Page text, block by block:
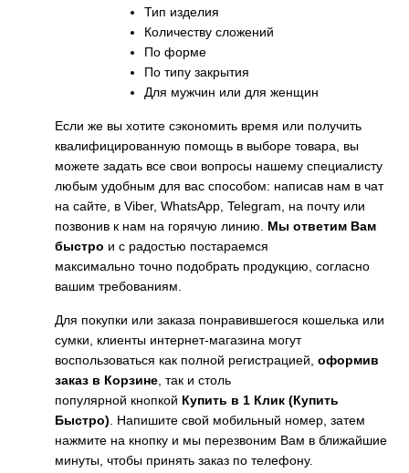
тип изделия
количеству сложений
по форме
по типу закрытия
для мужчин или для женщин
Если же вы хотите сэкономить время или получить
квалифицированную помощь в выборе товара, вы
можете задать все свои вопросы нашему специалисту
любым удобным для вас способом: написав нам в чат
на сайте, в Viber, WhatsApp, Telegram, на почту или
позвонив к нам на горячую линию. Мы ответим Вам
быстро и с радостью постараемся
максимально точно подобрать продукцию, согласно
вашим требованиям.
Для покупки или заказа понравившегося кошелька или
сумки, клиенты интернет-магазина могут
воспользоваться как полной регистрацией, оформив
заказ в Корзине , так и столь
популярной кнопкой Купить в 1 Клик (Купить
Быстро) . Напишите свой мобильный номер, затем
нажмите на кнопку и мы перезвоним Вам в ближайшие
минуты, чтобы принять заказ по телефону.